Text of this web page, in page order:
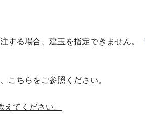
する場合、建玉を指定できません。「
こちらをご参照ください。
てください。